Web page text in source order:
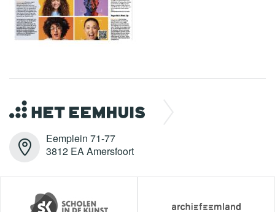
Eemplein 71-77
3812 EA Amersfoort